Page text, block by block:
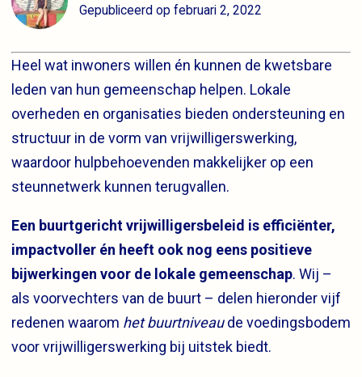
Gepubliceerd op februari 2, 2022
Heel wat inwoners willen én kunnen de kwetsbare
leden van hun gemeenschap helpen. Lokale
overheden en organisaties bieden ondersteuning en
structuur in de vorm van vrijwilligerswerking,
waardoor hulpbehoevenden makkelijker op een
steunnetwerk kunnen terugvallen.
Een buurtgericht vrijwilligersbeleid is efficiënter,
impactvoller én heeft ook nog eens positieve
bijwerkingen voor de lokale gemeenschap. Wij –
als voorvechters van de buurt – delen hieronder vijf
redenen waarom het buurtniveaude voedingsbodem
voor vrijwilligerswerking bij uitstek biedt.